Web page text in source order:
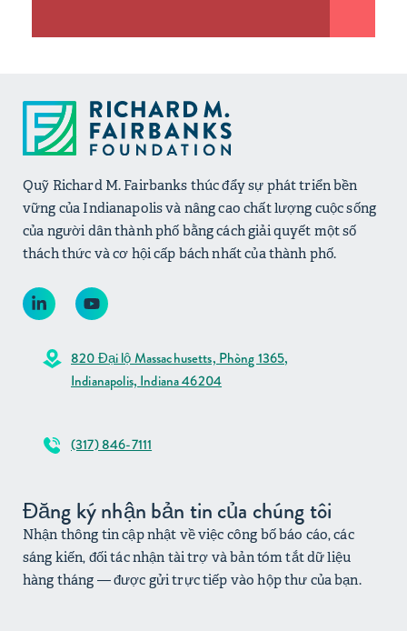
Quỹ Richard M. Fairbanks thúc đẩy sự phát triển bền
vững của Indianapolis và nâng cao chất lượng cuộc sống
của người dân thành phố bằng cách giải quyết một số
thách thức và cơ hội cấp bách nhất của thành phố.
820 Đại lộ Massachusetts, Phòng 1365,
Indianapolis, Indiana 46204
(317) 846-7111
Đăng ký nhận bản tin của chúng tôi
Nhận thông tin cập nhật về việc công bố báo cáo, các
sáng kiến, đối tác nhận tài trợ và bản tóm tắt dữ liệu
hàng tháng — được gửi trực tiếp vào hộp thư của bạn.